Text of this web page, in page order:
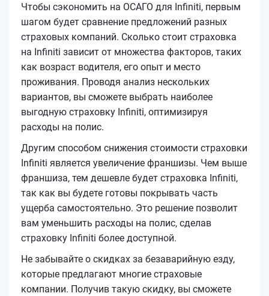
Чтобы сэкономить на ОСАГО для Infiniti, первым
шагом будет сравнение предложений разных
страховых компаний. Сколько стоит страховка
на Infiniti зависит от множества факторов, таких
как возраст водителя, его опыт и место
проживания. Проводя анализ нескольких
вариантов, вы сможете выбрать наиболее
выгодную страховку Infiniti, оптимизируя
расходы на полис.
Другим способом снижения стоимости страховки
Infiniti является увеличение франшизы. Чем выше
франшиза, тем дешевле будет страховка Infiniti,
так как вы будете готовы покрывать часть
ущерба самостоятельно. Это решение позволит
вам уменьшить расходы на полис, сделав
страховку Infiniti более доступной.
Не забывайте о скидках за безаварийную езду,
которые предлагают многие страховые
компании. Получив такую скидку, вы сможете